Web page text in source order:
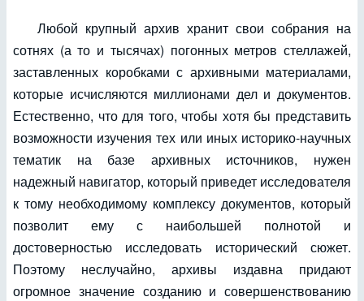
Любой крупный архив хранит свои собрания на
сотнях (а то и тысячах) погонных метров стеллажей,
заставленных коробками с архивными материалами,
которые исчисляются миллионами дел и документов.
Естественно, что для того, чтобы хотя бы представить
возможности изучения тех или иных историко-научных
тематик на базе архивных источников, нужен
надежный навигатор, который приведет исследователя
к тому необходимому комплексу документов, который
позволит ему с наибольшей полнотой и
достоверностью исследовать исторический сюжет.
Поэтому неслучайно, архивы издавна придают
огромное значение созданию и совершенствованию